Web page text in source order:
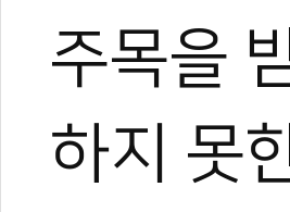
주목을
하지 못